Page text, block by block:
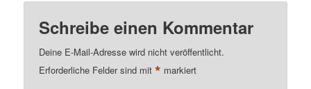
Schreibe einen Kommentar
Deine E-Mail-Adresse wird nicht veröffentlicht.
Erforderliche Felder sind mit* markiert